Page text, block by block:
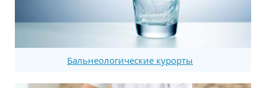
Бальнеологические курорты